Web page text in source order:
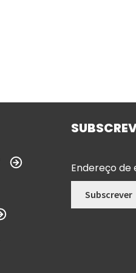
Endereço de